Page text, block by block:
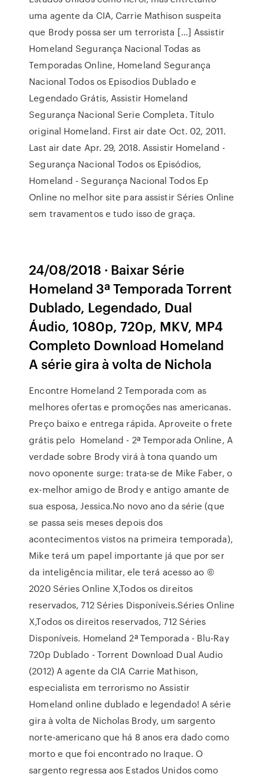
uma agente da CIA, Carrie Mathison suspeita
que Brody possa ser um terrorista […] Assistir
Homeland Segurança Nacional Todas as
Temporadas Online, Homeland Segurança
Nacional Todos os Episodios Dublado e
Legendado Grátis, Assistir Homeland
Segurança Nacional Serie Completa. Título
original Homeland. First air date Oct. 02, 2011.
Last air date Apr. 29, 2018. Assistir Homeland -
Segurança Nacional Todos os Episódios,
Homeland - Segurança Nacional Todos Ep
Online no melhor site para assistir Séries Online
sem travamentos e tudo isso de graça.
24/08/2018 · Baixar Série
Homeland 3ª Temporada Torrent
Dublado, Legendado, Dual
Áudio, 1080p, 720p, MKV, MP4
Completo Download Homeland
A série gira à volta de Nichola
Encontre Homeland 2 Temporada com as
melhores ofertas e promoções nas americanas.
Preço baixo e entrega rápida. Aproveite o frete
grátis pelo Homeland - 2ª Temporada Online, A
verdade sobre Brody virá à tona quando um
novo oponente surge: trata-se de Mike Faber, o
ex-melhor amigo de Brody e antigo amante de
sua esposa, Jessica.No novo ano da série (que
se passa seis meses depois dos
acontecimentos vistos na primeira temporada),
Mike terá um papel importante já que por ser
da inteligência militar, ele terá acesso ao ©
2020 Séries Online X,Todos os direitos
reservados, 712 Séries Disponíveis.Séries Online
X,Todos os direitos reservados, 712 Séries
Disponíveis. Homeland 2ª Temporada - Blu-Ray
720p Dublado - Torrent Download Dual Audio
(2012) A agente da CIA Carrie Mathison,
especialista em terrorismo no Assistir
Homeland online dublado e legendado! A série
gira à volta de Nicholas Brody, um sargento
norte-americano que há 8 anos era dado como
morto e que foi encontrado no Iraque. O
sargento regressa aos Estados Unidos como